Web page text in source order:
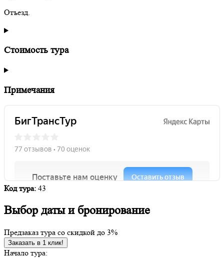
Отъезд.
Стоимость тура
Примечания
Код тура: 43
Выбор даты и бронирование
Предзаказ тура со скидкой до 3%
Заказать в 1 клик!
Начало тура: